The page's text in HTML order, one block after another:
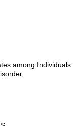
among Individuals